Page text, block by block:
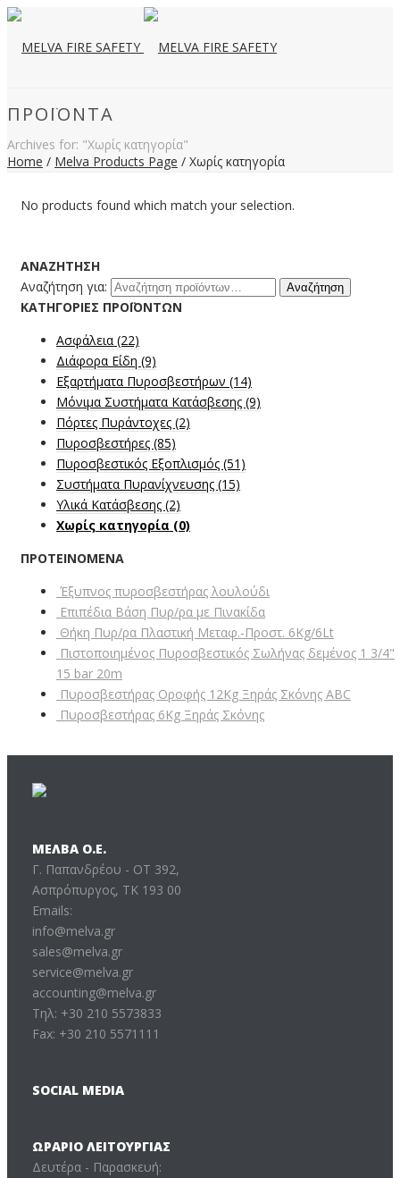
ΠΡΟΪΌΝΤΑ
Archives for: "Χωρίς κατηγορία"
Home / Melva Products Page / Χωρίς κατηγορία
No products found which match your selection.
ΑΝΑΖΉΤΗΣΗ
Αναζήτηση για:
Αναζήτηση
ΚΑΤΗΓΟΡΊΕΣ ΠΡΟΪΌΝΤΩΝ
Ασφάλεια (22)
Διάφορα Είδη (9)
Εξαρτήματα Πυροσβεστήρων (14)
Μόνιμα Συστήματα Κατάσβεσης (9)
Πόρτες Πυράντοχες (2)
Πυροσβεστήρες (85)
Πυροσβεστικός Εξοπλισμός (51)
Συστήματα Πυρανίχνευσης (15)
Υλικά Κατάσβεσης (2)
Χωρίς κατηγορία (0)
ΠΡΟΤΕΙΝΌΜΕΝΑ
Έξυπνος πυροσβεστήρας λουλούδι
Επιπέδια Βάση Πυρ/ρα με Πινακίδα
Θήκη Πυρ/ρα Πλαστική Μεταφ.-Προστ. 6Kg/6Lt
Πιστοποιημένος Πυροσβεστικός Σωλήνας δεμένος 1 3/4"
15 bar 20m
Πυροσβεστήρας Οροφής 12Kg Ξηράς Σκόνης ABC
Πυροσβεστήρας 6Kg Ξηράς Σκόνης
ΜΕΛΒΑ Ο.Ε.
Γ. Παπανδρέου - ΟΤ 392,
Ασπρόπυργος, ΤΚ 193 00
Emails:
info@melva.gr
sales@melva.gr
service@melva.gr
accounting@melva.gr
Τηλ: +30 210 5573833
Fax: +30 210 5571111
SOCIAL MEDIA
ΩΡΆΡΙΟ ΛΕΙΤΟΥΡΓΊΑΣ
Δευτέρα - Παρασκευή: